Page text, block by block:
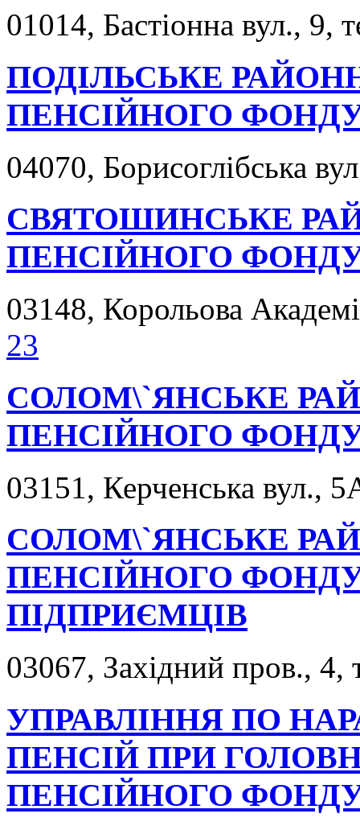
01014, Бастіонна вул., 9,
ПОДІЛЬСЬКЕ
ПЕНСІЙНОГО
04070, Борисоглібська
СВЯТОШИНСЬКЕ
ПЕНСІЙНОГО
03148, Корольова
23
СОЛОМ\`ЯНСЬКЕ
ПЕНСІЙНОГО
03151, Керченська вул.,
СОЛОМ\`ЯНСЬКЕ
ПЕНСІЙНОГО
ПІДПРИЄМЦІВ
03067, Західний пров., 4,
УПРАВЛІННЯ ПО
ПЕНСІЙ ПРИ
ПЕНСІЙНОГО